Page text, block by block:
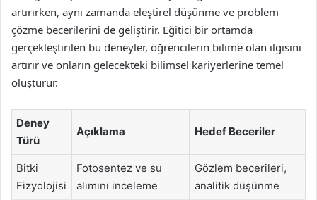
artırırken, aynı zamanda eleştirel düşünme ve problem
çözme becerilerini de geliştirir. Eğitici bir ortamda
gerçekleştirilen bu deneyler, öğrencilerin bilime olan ilgisini
artırır ve onların gelecekteki bilimsel kariyerlerine temel
oluşturur.
Deney
Türü
Açıklama Hedef Beceriler
Bitki
Fizyolojisi
Fotosentez ve su
alımını inceleme
Gözlem becerileri,
analitik düşünme